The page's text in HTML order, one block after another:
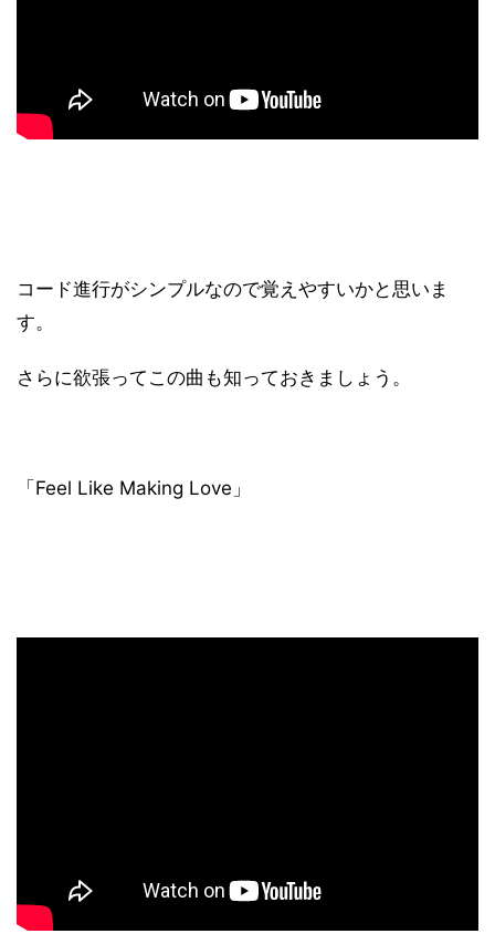
コード進行がシンプルなので覚えやすいかと思いま
す。
さらに欲張ってこの曲も知っておきましょう。
「Feel Like Making Love」